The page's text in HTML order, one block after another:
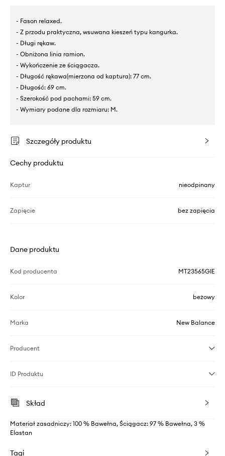
- Fason relaxed.
- Z przodu praktyczna, wsuwana kieszeń typu kangurka.
- Długi rękaw.
- Obniżona linia ramion.
- Wykończenie ze ściągacza.
- Długość rękawa(mierzona od kaptura): 77 cm.
- Długość: 69 cm.
- Szerokość pod pachami: 59 cm.
- Wymiary podane dla rozmiaru: M.
Szczegóły produktu
Cechy produktu
Kaptur nieodpinany
Zapięcie bez zapięcia
Dane produktu
Kod producenta MT23565GIE
Kolor beżowy
Marka New Balance
Producent
ID Produktu
Skład
Materiał zasadniczy: 100 % Bawełna, Ściągacz: 97 % Bawełna, 3 %
Elastan
Tagi